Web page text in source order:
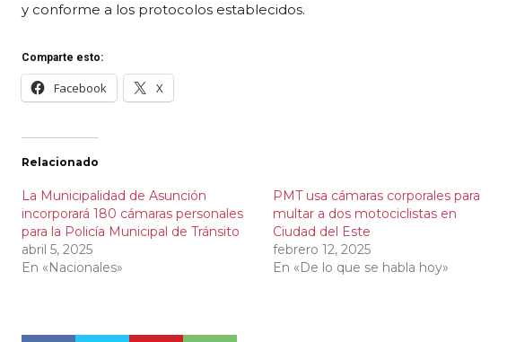
y conforme a los protocolos establecidos.
Comparte esto:
Facebook X
Relacionado
La Municipalidad de Asunción
incorporará 180 cámaras personales
para la Policía Municipal de Tránsito
abril 5, 2025
En «Nacionales»
PMT usa cámaras corporales para
multar a dos motociclistas en
Ciudad del Este
febrero 12, 2025
En «De lo que se habla hoy»